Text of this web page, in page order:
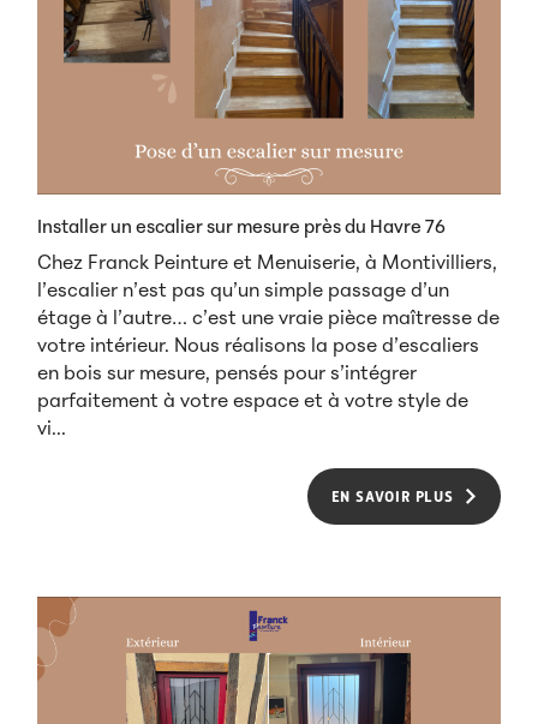
Installer un escalier sur mesure près du Havre 76
Chez Franck Peinture et Menuiserie, à Montivilliers,
l’escalier n’est pas qu’un simple passage d’un
étage à l’autre… c’est une vraie pièce maîtresse de
votre intérieur. Nous réalisons la pose d’escaliers
en bois sur mesure, pensés pour s’intégrer
parfaitement à votre espace et à votre style de
vi...
EN SAVOIR PLUS